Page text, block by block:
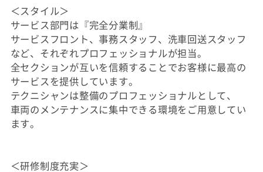
＜スタイル＞
サービス部門は『完全分業制』
サービスフロント、事務スタッフ、洗車回送スタッフ
など、それぞれプロフェッショナルが担当。
全セクションが互いを信頼することでお客様に最高の
サービスを提供しています。
テクニシャンは整備のプロフェッショナルとして、
車両のメンテナンスに集中できる環境をご用意してい
ます。
＜研修制度充実＞